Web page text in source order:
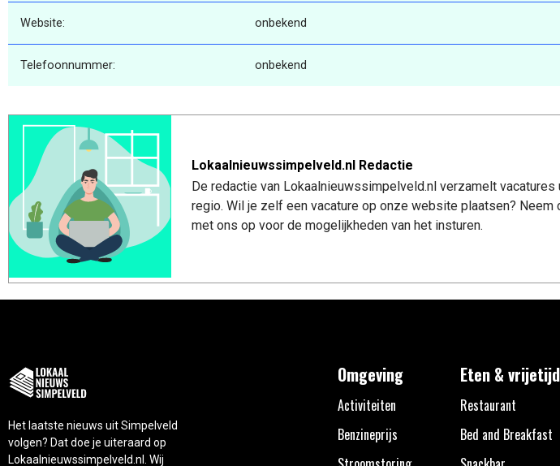
Website: onbekend
Telefoonnummer: onbekend
Lokaalnieuwssimpelveld.nl Redactie
De redactie van Lokaalnieuwssimpelveld.nl verzamelt vacatures
regio. Wil je zelf een vacature op onze website plaatsen? Neem
met ons op voor de mogelijkheden van het insturen.
Het laatste nieuws uit Simpelveld
volgen? Dat doe je uiteraard op
Lokaalnieuwssimpelveld.nl. Wij
Omgeving
Activiteiten
Benzineprijs
Eten & vrijetijd
Restaurant
Bed and Breakfast